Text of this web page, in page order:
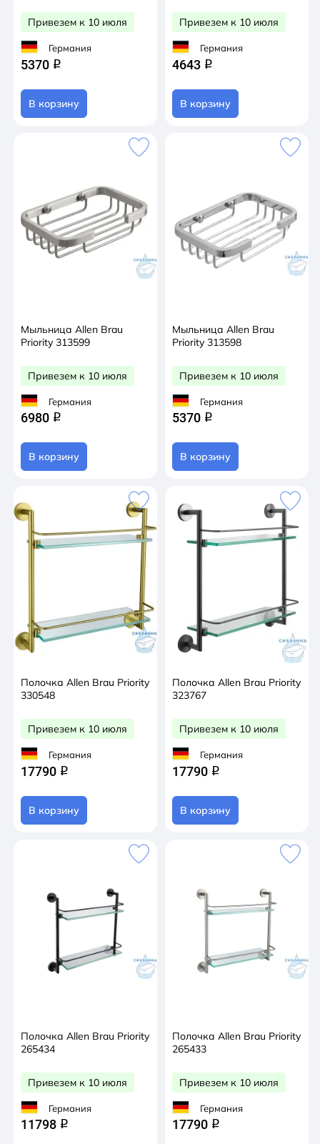
Привезем к 10 июля
Германия
5370 q
В корзину
Привезем к 10 июля
Германия
4643 q
В корзину
Мыльница Allen Brau
Priority 313599
Привезем к 10 июля
Германия
6980 q
В корзину
Мыльница Allen Brau
Priority 313598
Привезем к 10 июля
Германия
5370 q
В корзину
Полочка Allen Brau Priority
330548
Привезем к 10 июля
Германия
17790 q
В корзину
Полочка Allen Brau Priority
323767
Привезем к 10 июля
Германия
17790 q
В корзину
Полочка Allen Brau Priority
265434
Привезем к 10 июля
Германия
11798 q
Полочка Allen Brau Priority
265433
Привезем к 10 июля
Германия
17790 q